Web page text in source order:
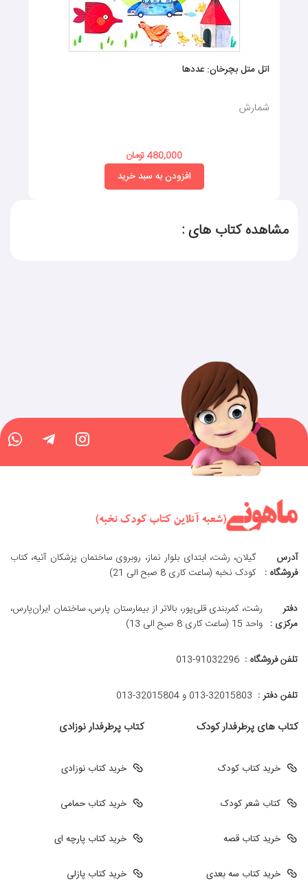
اتل متل بچرخان: عددها
شمارش
480,000 تومان
افزودن به سبد خرید
مشاهده کتاب های :
آدرس
فروشگاه :
گیلان، رشت، ابتدای بلوار نماز، روبروی ساختمان پزشکان آتیه، کتاب
کودک نخبه (ساعت کاری 8 صبح الی 21)
دفتر
مرکزی :
رشت، کمربندی قلی‌پور، بالاتر از بیمارستان پارس، ساختمان ایران‌پارس،
واحد 15 (ساعت کاری 8 صبح الی 13)
تلفن فروشگاه : 013-91032296
تلفن دفتر : 013-32015803 و 32015804-013
کتاب های پرطرفدار کودک
خرید کتاب کودک
کتاب شعر کودک
خرید کتاب قصه
خرید کتاب سه بعدی
کتاب پرطرفدار نوزادی
خرید کتاب نوزادی
خرید کتاب حمامی
خرید کتاب پارچه ای
خرید کتاب پازلی